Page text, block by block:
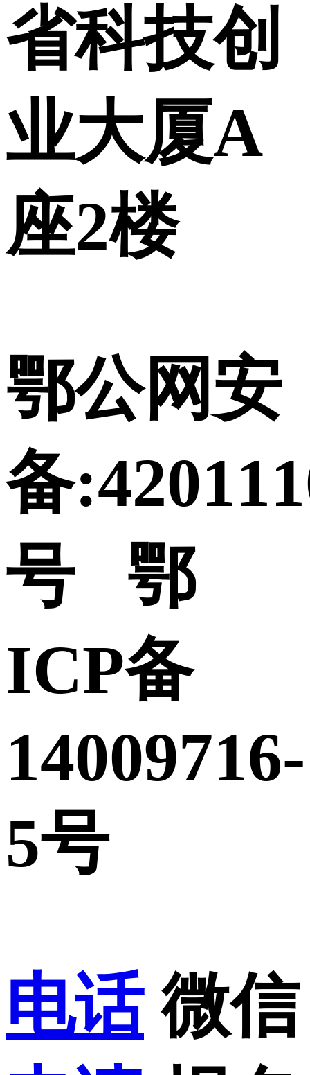
省科技创
业大厦A
座2楼
鄂公网安
备
号 鄂
ICP备
14009716-
5号
电话 微信